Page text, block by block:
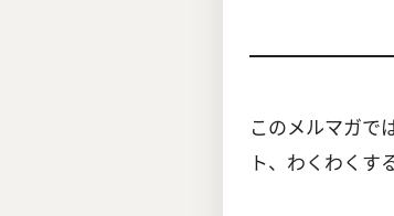
このメルマガで
ト、わくわくす